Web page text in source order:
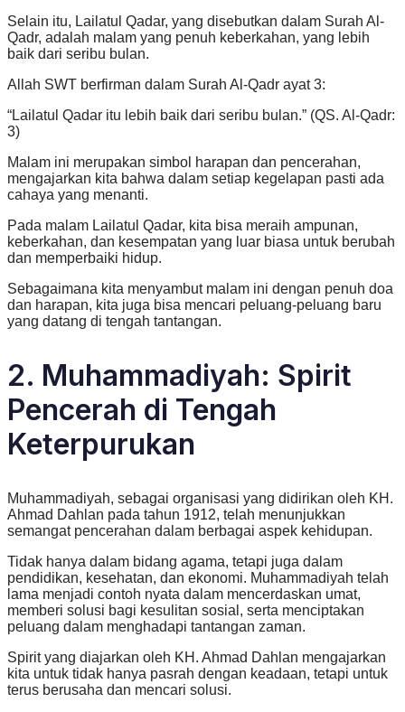
Selain itu, Lailatul Qadar, yang disebutkan dalam Surah Al-
Qadr, adalah malam yang penuh keberkahan, yang lebih
baik dari seribu bulan.
Allah SWT berfirman dalam Surah Al-Qadr ayat 3:
“Lailatul Qadar itu lebih baik dari seribu bulan.” (QS. Al-Qadr:
3)
Malam ini merupakan simbol harapan dan pencerahan,
mengajarkan kita bahwa dalam setiap kegelapan pasti ada
cahaya yang menanti.
Pada malam Lailatul Qadar, kita bisa meraih ampunan,
keberkahan, dan kesempatan yang luar biasa untuk berubah
dan memperbaiki hidup.
Sebagaimana kita menyambut malam ini dengan penuh doa
dan harapan, kita juga bisa mencari peluang-peluang baru
yang datang di tengah tantangan.
2. Muhammadiyah: Spirit
Pencerah di Tengah
Keterpurukan
Muhammadiyah, sebagai organisasi yang didirikan oleh KH.
Ahmad Dahlan pada tahun 1912, telah menunjukkan
semangat pencerahan dalam berbagai aspek kehidupan.
Tidak hanya dalam bidang agama, tetapi juga dalam
pendidikan, kesehatan, dan ekonomi. Muhammadiyah telah
lama menjadi contoh nyata dalam mencerdaskan umat,
memberi solusi bagi kesulitan sosial, serta menciptakan
peluang dalam menghadapi tantangan zaman.
Spirit yang diajarkan oleh KH. Ahmad Dahlan mengajarkan
kita untuk tidak hanya pasrah dengan keadaan, tetapi untuk
terus berusaha dan mencari solusi.